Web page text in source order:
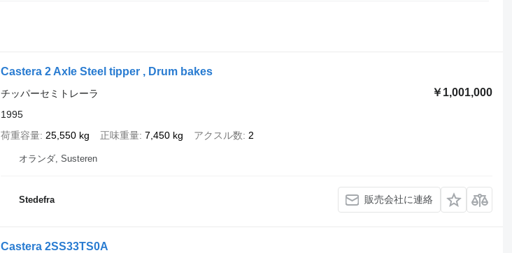
Castera 2 Axle Steel tipper , Drum bakes
￥1,001,000
チッパーセミトレーラ
1995
荷重容量 25,550 kg 正味重量 7,450 kg アクスル数 2
オランダ, Susteren
Stedefra 販売会社に連絡
Castera 2SS33TS0A